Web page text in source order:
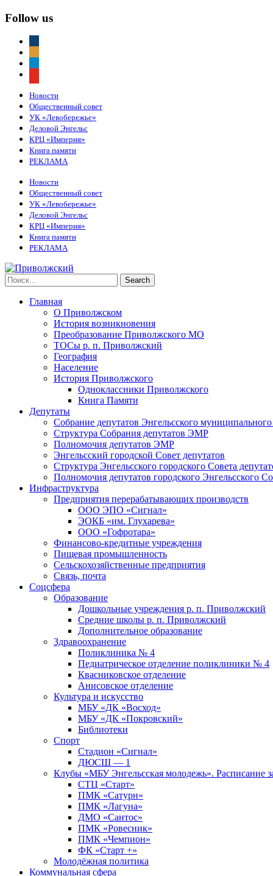
Follow us
Новости
Общественный совет
УК «Левобережье»
Деловой Энгельс
КРЦ «Империя»
Книга памяти
РЕКЛАМА
Новости
Общественный совет
УК «Левобережье»
Деловой Энгельс
КРЦ «Империя»
Книга памяти
РЕКЛАМА
Главная
О Приволжском
История возникновения
Преобразование Приволжского МО
ТОСы р. п. Приволжский
География
Население
История Приволжского
Одноклассники Приволжского
Книга Памяти
Депутаты
Собрание депутатов Энгельсского
Структура Собрания депутатов ЭМР
Полномочия депутатов ЭМР
Энгельсский городской Совет депутатов
Структура Энгельсского городского Совета
Полномочия депутатов городского Энгельсского
Инфраструктура
Предприятия перерабатывающих производств
ООО ЭПО «Сигнал»
ЭОКБ «им. Глухарева»
ООО «Гофротара»
Финансово-кредитные учреждения
Пищевая промышленность
Сельскохозяйственные предприятия
Связь, почта
Соцсфера
Образование
Дошкольные учреждения р. п. Приволжский
Средние школы р. п. Приволжский
Дополнительное образование
Здравоохранение
Поликлиника № 4
Педиатрическое отделение поликлиники № 4
Квасниковское отделение
Анисовское отделение
Культура и искусство
МБУ «ДК «Восход»
МБУ «ДК «Покровский»
Библиотеки
Спорт
Стадион «Сигнал»
ДЮСШ — 1
Клубы «МБУ Энгельсская молодежь». Расписание
СТЦ «Старт»
ПМК «Сатурн»
ПМК «Лагуна»
ДМО «Сантос»
ПМК «Ровесник»
ПМК «Чемпион»
ФК «Старт +»
Молодёжная политика
Коммунальная сфера